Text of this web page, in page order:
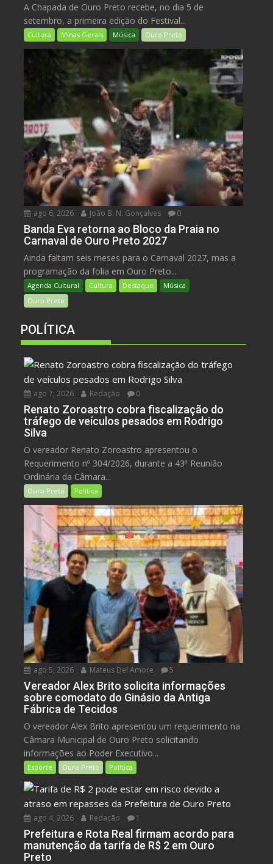
A Chapada de Ouro Preto recebe, no dia 5 de
setembro, a primeira edição do Festival...
Cultura Minas Gerais Música Ouro Preto
ago 6, 2026 João B. N. Gonçalves 0
Banda Eva retorna ao Bloco da Praia no
Carnaval de Ouro Preto 2027
Ainda faltam seis meses para o Carnaval 2027, mas a
programação da folia em Ouro Preto...
Agenda Cultural Cultura Destaque
Música
Ouro Preto
POLÍTICA
ago 7, 2026 Redação 0
Renato Zoroastro cobra fiscalização do
tráfego de veículos pesados em Rodrigo
Silva
O vereador Renato Zoroastro apresentou o
Requerimento nº 304/2026, durante a 43ª Reunião
Ordinária da Câmara...
Ouro Preto Política
ago 5, 2026 Mateus Del'Amore 5
Vereador Alex Brito solicita informações
sobre comodato do Ginásio da Antiga
Fábrica de Tecidos
O vereador Alex Brito apresentou um requerimento na
Câmara Municipal de Ouro Preto solicitando
informações ao Poder Executivo...
Esporte Ouro Preto Política
ago 4, 2026 Redação 1
Prefeitura e Rota Real firmam acordo para
manutenção da tarifa de R$ 2 em Ouro
Preto